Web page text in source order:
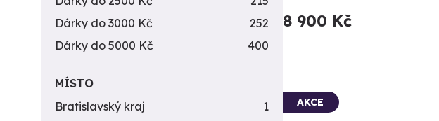
8 900 Kč
AKCE
Dárky do 3000 Kč
252
Dárky do 5000 Kč
400
MÍSTO
Bratislavský kraj
1